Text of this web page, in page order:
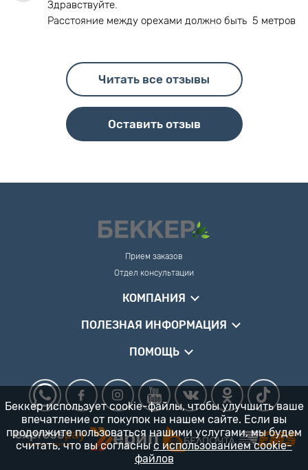
Здравствуйте.
Расстояние между орехами должно быть 5 метров
Читать все отзывы
Оставить отзыв
Прием заказов
Отдел консультации
КОМПАНИЯ
ПОЛЕЗНАЯ ИНФОРМАЦИЯ
ПОМОЩЬ
Беккер использует cookie-файлы, чтобы улучшить ваше
впечатление от покупок на нашем сайте. Если вы
продолжите пользоваться нашими услугами, мы будем
считать, что вы согласны с использованием cookie-
файлов